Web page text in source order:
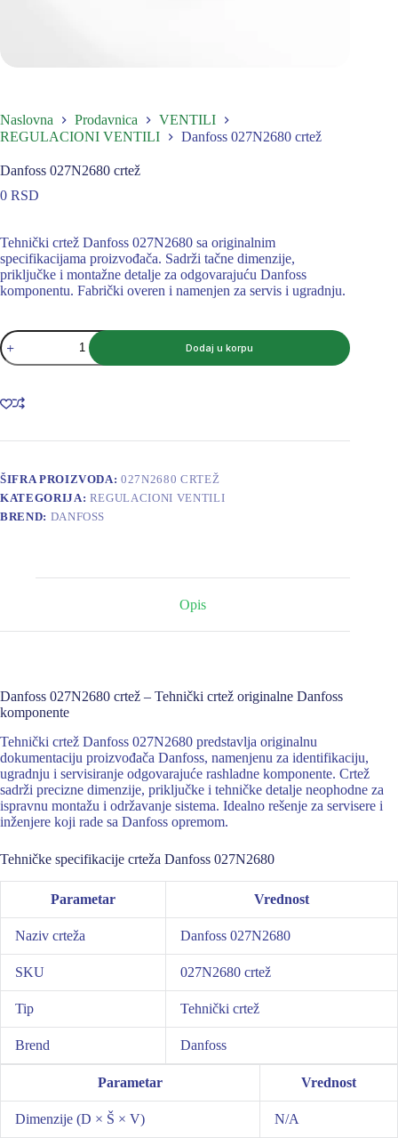
Naslovna Prodavnica
VENTILI
REGULACIONI VENTILI
Danfoss 027N2680 crtež
Danfoss 027N2680 crtež
0 RSD
Tehnički crtež Danfoss 027N2680 sa originalnim
specifikacijama proizvođača. Sadrži tačne dimenzije,
priključke i montažne detalje za odgovarajuću Danfoss
komponentu. Fabrički overen i namenjen za servis i ugradnju.
Danfoss
027N2680
crtež
Dodaj u korpu
ŠIFRA PROIZVODA:027N2680 CRTEŽ
KATEGORIJA: REGULACIONI VENTILI
BREND: DANFOSS
Opis
Danfoss 027N2680 crtež – Tehnički crtež originalne Danfoss
komponente
Tehnički crtež Danfoss 027N2680 predstavlja originalnu
dokumentaciju proizvođača Danfoss, namenjenu za identifikaciju,
ugradnju i servisiranje odgovarajuće rashladne komponente. Crtež
sadrži precizne dimenzije, priključke i tehničke detalje neophodne za
ispravnu montažu i održavanje sistema. Idealno rešenje za servisere i
inženjere koji rade sa Danfoss opremom.
Tehničke specifikacije crteža Danfoss 027N2680
Parametar Vrednost
Naziv crteža Danfoss 027N2680
SKU 027N2680 crtež
Tip Tehnički crtež
Brend Danfoss
Parametar Vrednost
Dimenzije (D × Š × V) N/A